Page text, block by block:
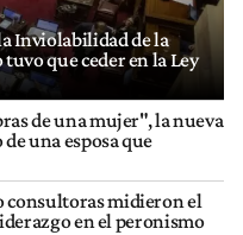
Inviolabilidad de la
que ceder en la Ley
de una mujer", la nueva
una esposa que
consultoras midieron el
en el peronismo